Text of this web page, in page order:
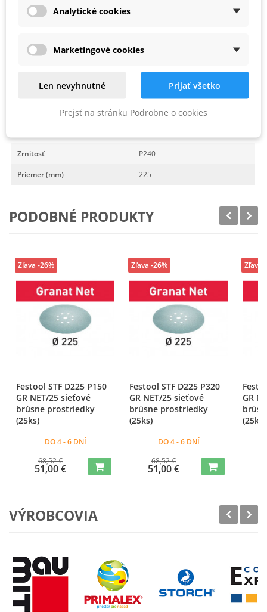
Vhodné pre
easy
, v kartónovom obale
PARAMETRE PRODUKTU
Zrnitosť P240
Priemer (mm) 225
PODOBNÉ PRODUKTY
Festool STF D225 P150
GR NET/25 sieťové
brúsne prostriedky
(25ks)
DO 4 - 6 DNÍ
68,52 €
51,00 €
Zľava -26%
Festool STF D225 P320
GR NET/25 sieťové
brúsne prostriedky
(25ks)
DO 4 - 6 DNÍ
68,52 €
51,00 €
Zľava -26%
GR
(25ks)
Zľava
VÝROBCOVIA
Analytické cookies
Marketingové cookies
Len nevyhnutné Prijať všetko
Prejsť na stránku Podrobne o cookies